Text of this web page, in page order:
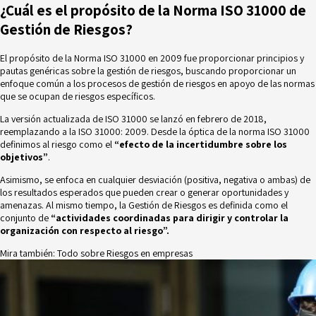
¿Cuál es el propósito de la Norma ISO 31000 de
Gestión de Riesgos?
El propósito de la Norma ISO 31000 en 2009 fue proporcionar principios y
pautas genéricas sobre la gestión de riesgos, buscando proporcionar un
enfoque común a los procesos de gestión de riesgos en apoyo de las normas
que se ocupan de riesgos específicos.
La versión actualizada de ISO 31000 se lanzó en febrero de 2018,
reemplazando a la ISO 31000: 2009. Desde la óptica de la norma ISO 31000
definimos al riesgo como el “efecto de la incertidumbre sobre los
objetivos”.
Asimismo, se enfoca en cualquier desviación (positiva, negativa o ambas) de
los resultados esperados que pueden crear o generar oportunidades y
amenazas. Al mismo tiempo, la Gestión de Riesgos es definida como el
conjunto de “actividades coordinadas para dirigir y controlar la
organización con respecto al riesgo”.
Mira también: Todo sobre Riesgos en empresas